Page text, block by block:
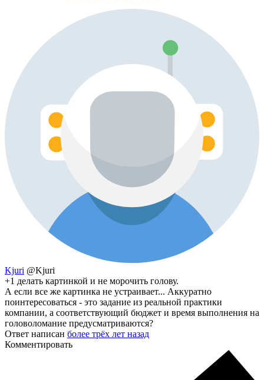
Kjuri @Kjuri
+1 делать картинкой и не морочить голову.
А если все же картинка не устраивает... Аккуратно
поинтересоваться - это задание из реальной практики
компании, а соответствующий бюджет и время выполнения на
головоломание предусматриваются?
Ответ написан более трёх лет назад
Комментировать